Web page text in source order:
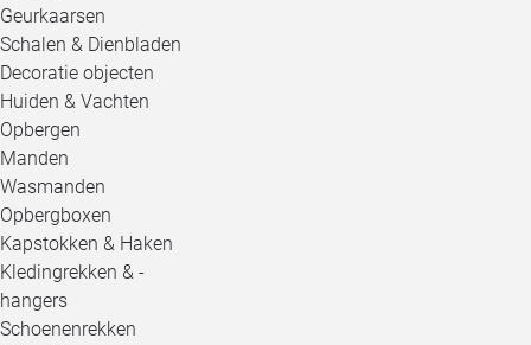
Geurkaarsen
Schalen & Dienbladen
Decoratie objecten
Huiden & Vachten
Opbergen
Manden
Wasmanden
Opbergboxen
Kapstokken & Haken
Kledingrekken & -
hangers
Schoenenrekken